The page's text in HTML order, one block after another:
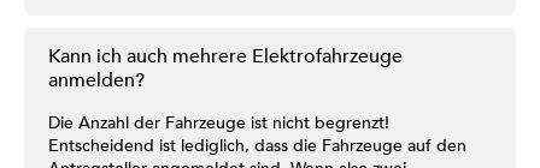
Kann ich auch mehrere Elektrofahrzeuge
anmelden?
Die Anzahl der Fahrzeuge ist nicht begrenzt!
Entscheidend ist lediglich, dass die Fahrzeuge auf den